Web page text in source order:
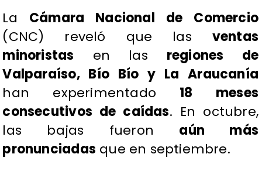
La Cámara Nacional de Comercio
(CNC) reveló que las ventas
minoristas en las regiones de
Valparaíso, Bío Bío y La Araucanía
han experimentado 18 meses
consecutivos de caídas. En octubre,
las bajas fueron aún más
pronunciadas que en septiembre.